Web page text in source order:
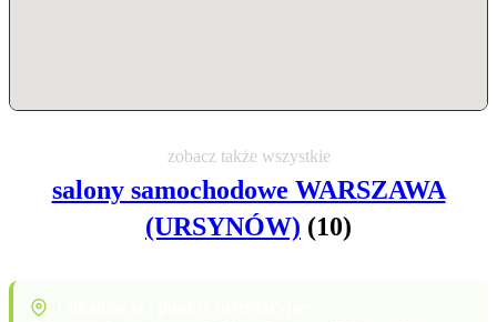
zobacz także wszystkie
salony samochodowe WARSZAWA
(URSYNÓW) (10)